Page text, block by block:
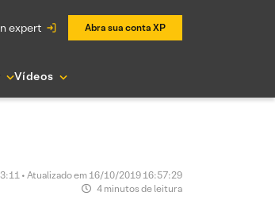
expert Abra sua conta XP
Vídeos
• Atualizado em 16/10/2019 16:57:29
4 minutos de leitura